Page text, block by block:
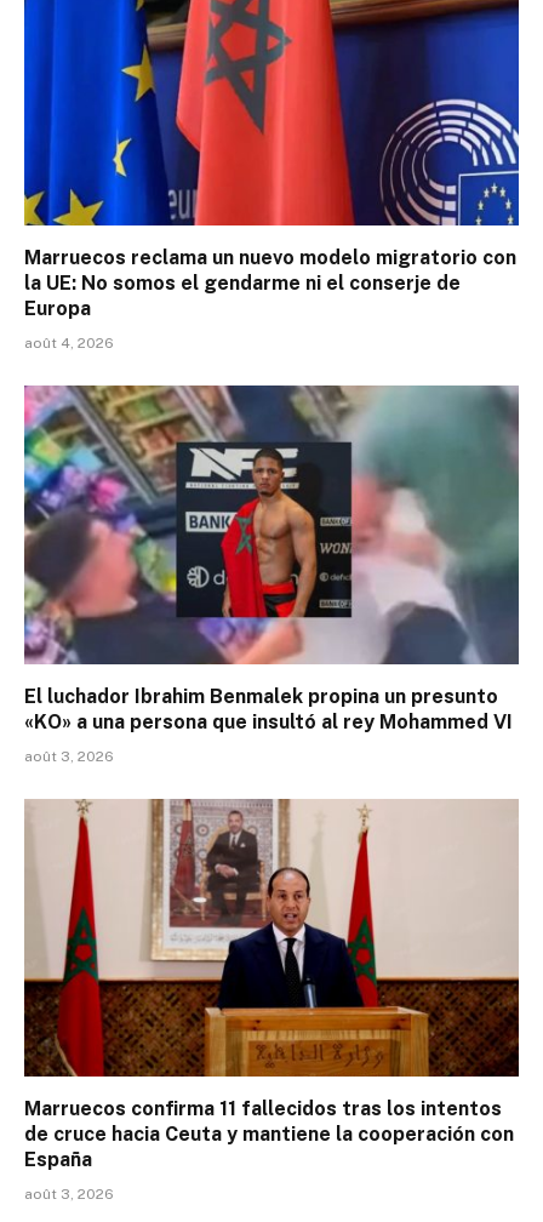
Marruecos reclama un nuevo modelo migratorio con
la UE: No somos el gendarme ni el conserje de
Europa
août 4, 2026
El luchador Ibrahim Benmalek propina un presunto
«KO» a una persona que insultó al rey Mohammed VI
août 3, 2026
Marruecos confirma 11 fallecidos tras los intentos
de cruce hacia Ceuta y mantiene la cooperación con
España
août 3, 2026